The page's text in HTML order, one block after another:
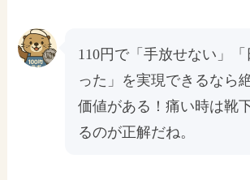
110円で「手放せない」
った」を実現できるなら
価値がある！痛い時は靴
るのが正解だね。